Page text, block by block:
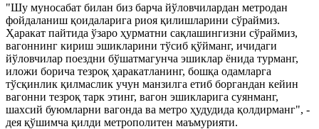
"Шу муносабат билан биз барча йўловчилардан метродан
фойдаланиш қоидаларига риоя қилишларини сўраймиз.
Ҳаракат пайтида ўзаро ҳурматни сақлашингизни сўраймиз,
вагоннинг кириш эшикларини тўсиб қўйманг, ичидаги
йўловчилар поездни бўшатмагунча эшиклар ёнида турманг,
иложи борича тезроқ ҳаракатланинг, бошқа одамларга
тўсқинлик қилмаслик учун манзилга етиб боргандан кейин
вагонни тезроқ тарк этинг, вагон эшикларига суянманг,
шахсий буюмларни вагонда ва метро ҳудудида қолдирманг", -
дея қўшимча қилди метрополитен маъмурияти.